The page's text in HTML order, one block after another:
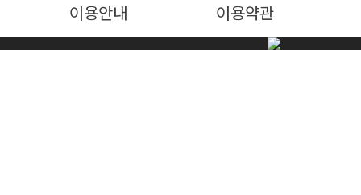
이용안내 이용약관